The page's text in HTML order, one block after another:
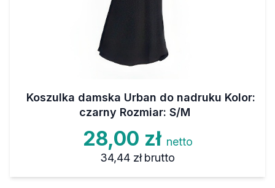
Koszulka damska Urban do nadruku Kolor:
czarny Rozmiar: S/M
28,00 zł netto
34,44 zł brutto